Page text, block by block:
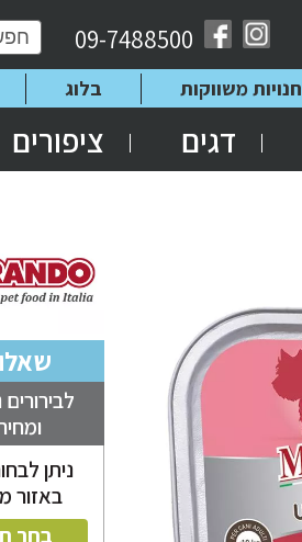
09-7488500
חנויות משווקות בלוג
דגים ציפורים
ניתן
באזור
בחר